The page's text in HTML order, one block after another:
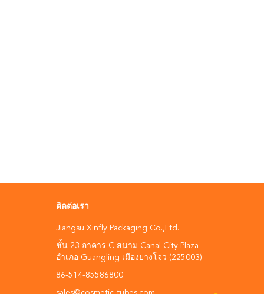
ติดต่อเรา
Jiangsu Xinfly Packaging Co.,Ltd.
ชั้น 23 อาคาร C สนาม Canal City Plaza
อําเภอ Guangling เมืองยางโจว (225003)
86-514-85586800